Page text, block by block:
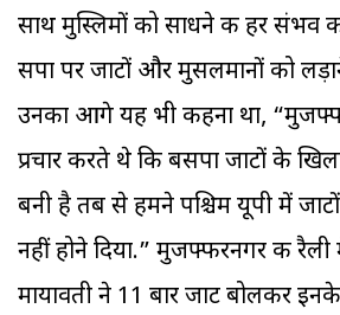
साथ मुस्ल‍िमों को साधने की हर संभव
सपा पर जाटों और मुसलमानों को
उनका आगे यह भी कहना था,
प्रचार करते थे कि बसपा जाटों के
बनी है तब से हमने पश्चिम यूपी में
नहीं होने दिया.” मुजफ्फरनगर की
मायावती ने 11 बार जाट बोलकर